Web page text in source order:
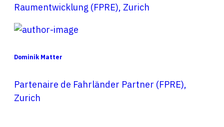
Raumentwicklung (FPRE), Zurich
Dominik Matter
Partenaire de Fahrländer Partner (FPRE),
Zurich